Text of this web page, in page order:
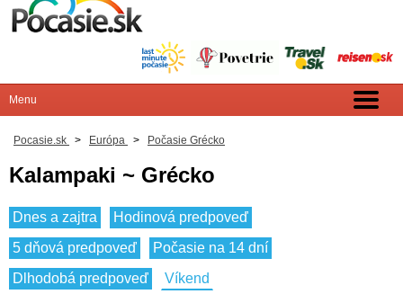
Pocasie.sk > Európa > Počasie Grécko
Kalampaki ~ Grécko
Dnes a zajtra
Hodinová predpoveď
5 dňová predpoveď
Počasie na 14 dní
Dlhodobá predpoveď
Víkend